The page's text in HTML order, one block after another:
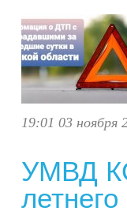
19:01 03 ноября
УМВД